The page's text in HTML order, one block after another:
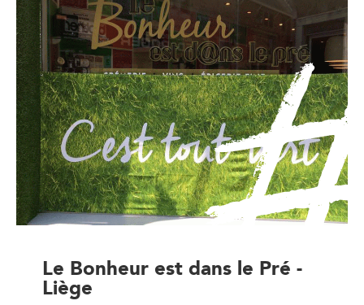
Le Bonheur est dans le Pré -
Liège